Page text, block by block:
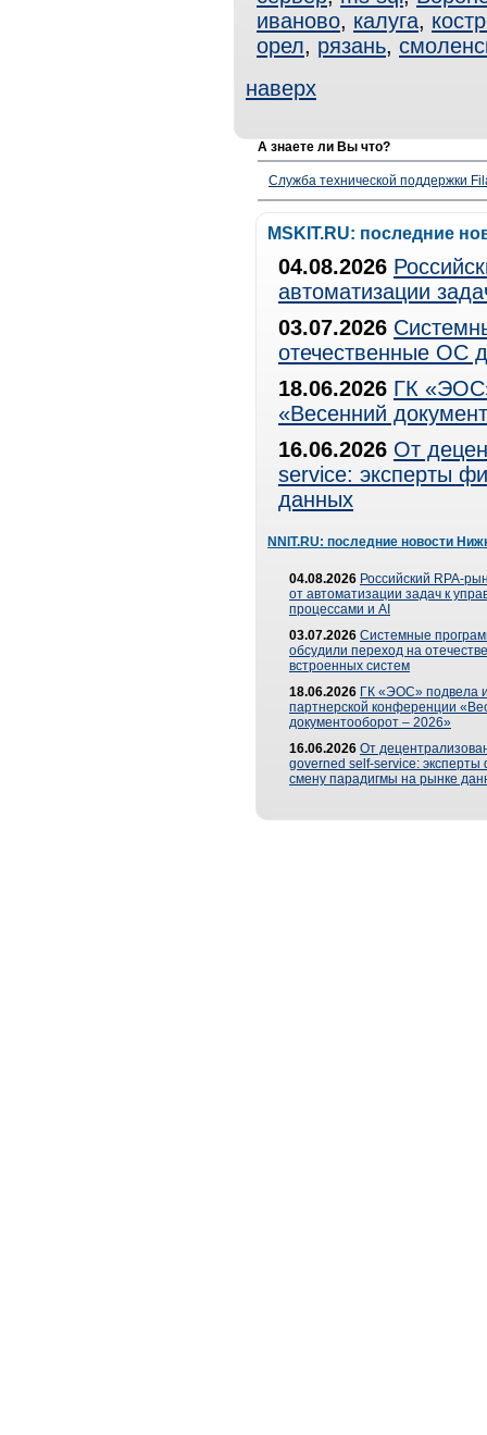
иваново, калуга,
орел, рязань,
наверх
А знаете ли Вы что?
Служба технической поддержки
MSKIT.RU: последние
04.08.2026
автоматизации
03.07.2026
отечественные ОС
18.06.2026 ГК
«Весенний
16.06.2026 От
service: эксперты
данных
NNIT.RU: последние новости
04.08.2026 Российский RPA-
от автоматизации задач к
процессами и AI
03.07.2026 Системные
обсудили переход на
встроенных систем
18.06.2026 ГК «ЭОС» подвела
партнерской конференции
документооборот – 2026»
16.06.2026 От
governed self-service: эксперты
смену парадигмы на рынке